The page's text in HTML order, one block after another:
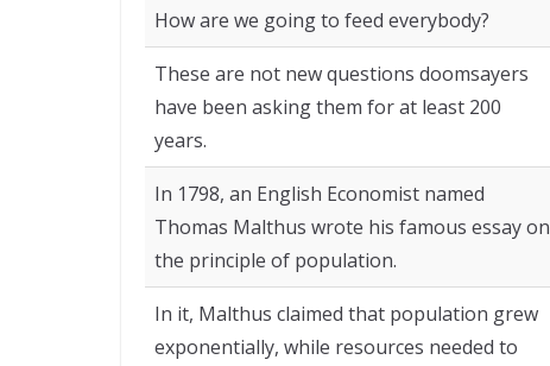
How are we going to feed everybody?
These are not new questions doomsayers
have been asking them for at least 200
years.
In 1798, an English Economist named
Thomas Malthus wrote his famous essay on
the principle of population.
In it, Malthus claimed that population grew
exponentially, while resources needed to